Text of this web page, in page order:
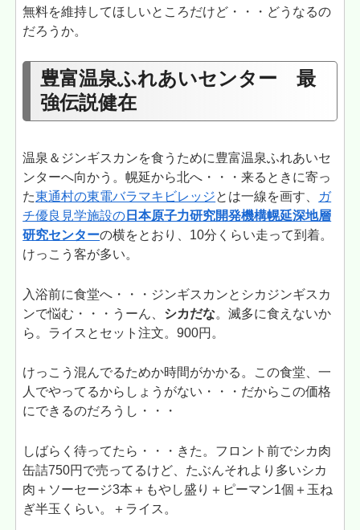
無料を維持してほしいところだけど・・・どうなるの
だろうか。
豊富温泉ふれあいセンター 最
強伝説健在
温泉＆ジンギスカンを食うために豊富温泉ふれあいセ
ンターへ向かう。幌延から北へ・・・来るときに寄っ
た東通村の東電バラマキビレッジとは一線を画す、
ガ
チ優良見学施設の 日本原子力研究開発機構幌延深地層
研究センターの横をとおり、10分くらい走って到着。
けっこう客が多い。
入浴前に食堂へ・・・ジンギスカンとシカジンギスカ
ンで悩む・・・うーん、 シカだな。滅多に食えないか
ら。ライスとセット注文。900円。
けっこう混んでるためか時間がかかる。この食堂、一
人でやってるからしょうがない・・・だからこの価格
にできるのだろうし・・・
しばらく待ってたら・・・きた。フロント前でシカ肉
缶詰750円で売ってるけど、たぶんそれより多いシカ
肉＋ソーセージ3本＋もやし盛り＋ピーマン1個＋玉ね
ぎ半玉くらい。＋ライス。